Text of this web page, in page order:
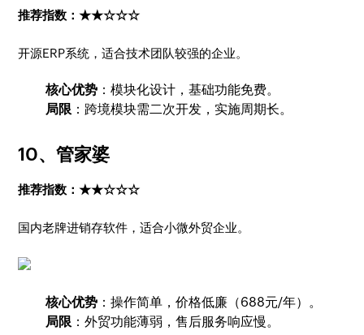
推荐指数：★★☆☆☆
开源ERP系统，适合技术团队较强的企业。
核心优势 ：模块化设计，基础功能免费。
局限 ：跨境模块需二次开发，实施周期长。
10、管家婆
推荐指数：★★☆☆☆
国内老牌进销存软件，适合小微外贸企业。
核心优势 ：操作简单，价格低廉（688元/年）。
局限 ：外贸功能薄弱，售后服务响应慢。